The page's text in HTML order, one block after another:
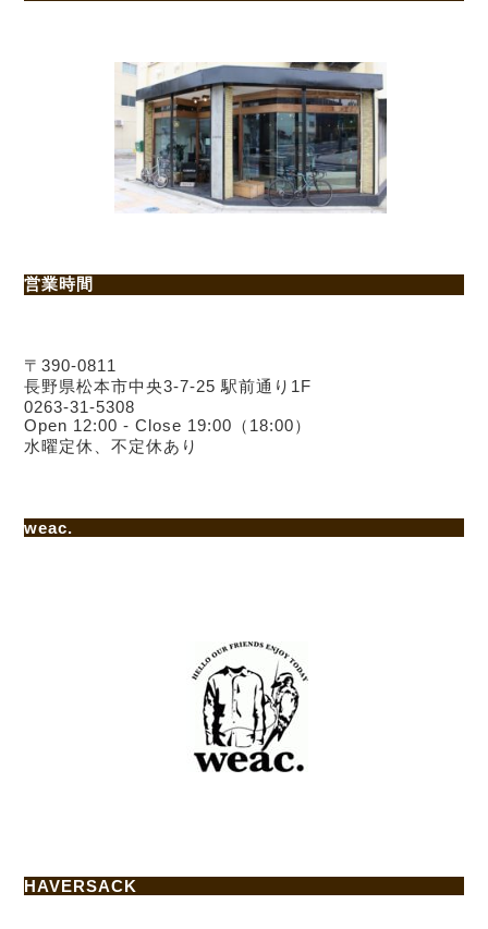
営業時間
〒390-0811
長野県松本市中央3-7-25 駅前通り1F
0263-31-5308
Open 12:00 - Close 19:00（18:00）
水曜定休、不定休あり
weac.
HAVERSACK